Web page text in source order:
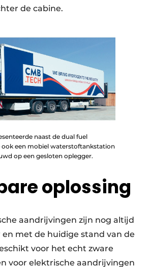
de cabine.
naast de dual fuel
een mobiel waterstoftankstation
op een gesloten oplegger.
oplossing
aandrijvingen zijn nog altijd
met de huidige stand van de
voor het echt zware
voor elektrische aandrijvingen